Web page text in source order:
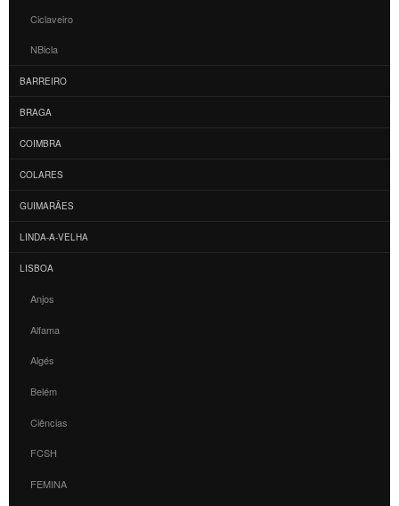
Ciclaveiro
NBicla
BARREIRO
BRAGA
COIMBRA
COLARES
GUIMARÃES
LINDA-A-VELHA
LISBOA
Anjos
Alfama
Algés
Belém
Ciências
FCSH
FEMINA